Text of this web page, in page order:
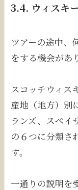
3.4. ウィスキ
ツアーの途中、
をする機会があ
スコッチウィス
産地（地方）別
ランズ、スペイ
の６つに分類さ
す。
一通りの説明を